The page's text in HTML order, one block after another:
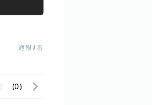
通報する
(0)